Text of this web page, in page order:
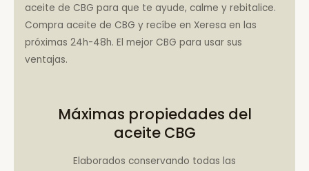
aceite de CBG para que te ayude, calme y rebitalice.
Compra aceite de CBG y recíbe en Xeresa en las
próximas 24h-48h. El mejor CBG para usar sus
ventajas.
Máximas propiedades del
aceite CBG
Elaborados conservando todas las